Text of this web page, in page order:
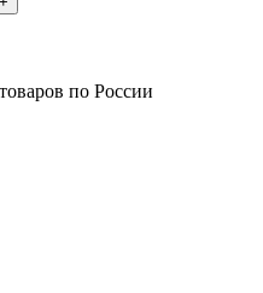
по России